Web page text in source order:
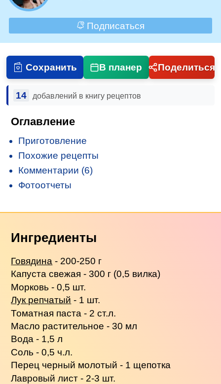
Подписаться
Сохранить В планер Поделиться
14 добавлений в книгу рецептов
Оглавление
Приготовление
Похожие рецепты
Комментарии (6)
Фотоотчеты
Ингредиенты
Говядина - 200-250 г
Капуста свежая - 300 г (0,5 вилка)
Морковь - 0,5 шт.
Лук репчатый - 1 шт.
Томатная паста - 2 ст.л.
Масло растительное - 30 мл
Вода - 1,5 л
Соль - 0,5 ч.л.
Перец черный молотый - 1 щепотка
Лавровый лист - 2-3 шт.